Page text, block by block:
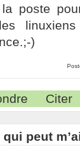
poste
)
Citer
qui peut